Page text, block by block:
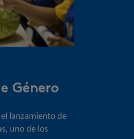
Género
lanzamiento de
uno de los